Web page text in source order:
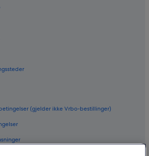
(gjelder ikke Vrbo-bestillinger)